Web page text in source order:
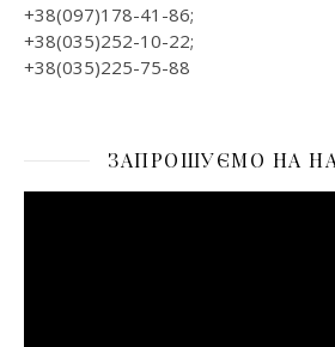
+38(097)178-41-86;
+38(035)252-10-22;
+38(035)225-75-88
ЗАПРОШУЄМО НА
Відеопрогравач